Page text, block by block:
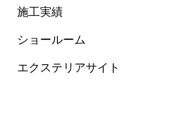
施工実績
ショールーム
エクステリアサイト